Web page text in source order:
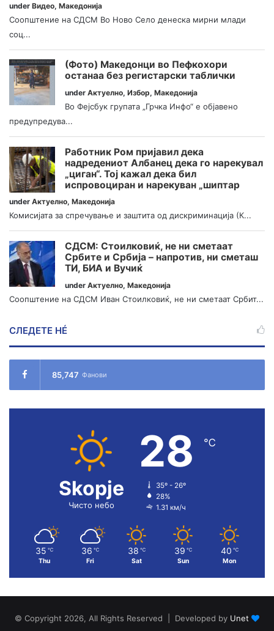
under Видео, Македонија
Соопштение на СДСМ Во Ново Село денеска мирни млади
соц...
(Фото) Македонци во Пефкохори
останаа без регистарски таблички
under Актуелно, Избор, Македонија
Во Фејсбук групата „Грчка Инфо“ е објавено
предупредува...
Работник Ром пријавил дека
надредениот Албанец дека го нарекувал
„циган“. Тој кажал дека бил
испровоциран и нарекуван „шиптар
under Актуелно, Македонија
Комисијата за спречување и заштита од дискриминација (К...
СДСМ: Стоилковиќ, не ни сметаат
Србите и Србија – напротив, ни сметаш
ТИ, БИА и Вучиќ
under Актуелно, Македонија
Соопштение на СДСМ Иван Стоилковиќ, не ни сметаат Србит...
СЛЕДЕТЕ НÉ
85,747 Фанови
Skopje
Чисто небо
28 ℃
35º - 26º
28%
1.31 км/ч
35 ℃
Thu
36 ℃
Fri
38 ℃
Sat
39 ℃
Sun
40 ℃
Mon
© Copyright 2026, All Rights Reserved | Developed by Unet